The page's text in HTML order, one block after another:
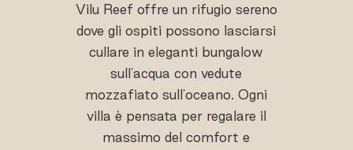
Vilu Reef offre un rifugio sereno
dove gli ospiti possono lasciarsi
cullare in eleganti bungalow
sull'acqua con vedute
mozzafiato sull'oceano. Ogni
villa è pensata per regalare il
massimo del comfort e